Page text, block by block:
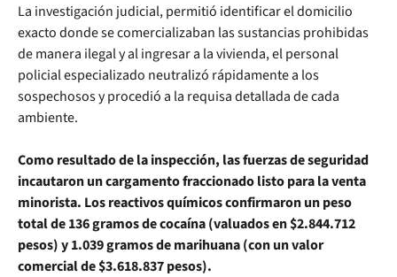
La investigación judicial, permitió identificar el domicilio
exacto donde se comercializaban las sustancias prohibidas
de manera ilegal y al ingresar a la vivienda, el personal
policial especializado neutralizó rápidamente a los
sospechosos y procedió a la requisa detallada de cada
ambiente.
Como resultado de la inspección, las fuerzas de seguridad
incautaron un cargamento fraccionado listo para la venta
minorista. Los reactivos químicos confirmaron un peso
total de 136 gramos de cocaína (valuados en $2.844.712
pesos) y 1.039 gramos de marihuana (con un valor
comercial de $3.618.837 pesos).